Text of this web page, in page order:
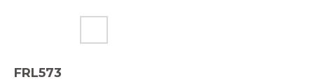
FRL573